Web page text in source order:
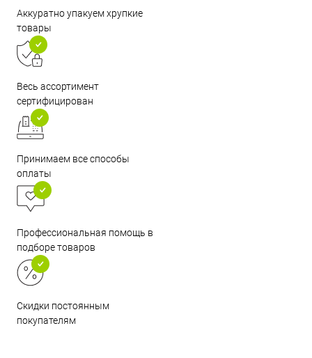
Аккуратно упакуем хрупкие
товары
Весь ассортимент
сертифицирован
Принимаем все способы
оплаты
Профессиональная помощь в
подборе товаров
Скидки постоянным
покупателям